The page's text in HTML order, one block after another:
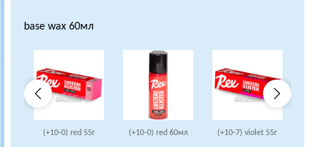
base wax 60мл
(+10-0) red 55г (+10-0) red 60мл (+10-7) violet 55г